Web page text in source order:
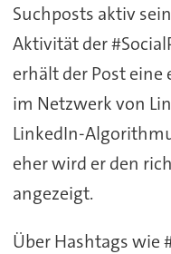
Suchposts aktiv
Aktivität der
erhält der Post
im Netzwerk von
LinkedIn-
eher wird er den
angezeigt.
Über Hashtags wie